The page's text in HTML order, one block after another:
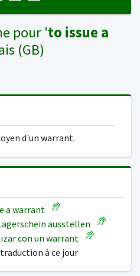
pour 'to issue a
(GB)
d'un warrant.
a warrant
ausstellen
con un warrant
traduction à ce jour